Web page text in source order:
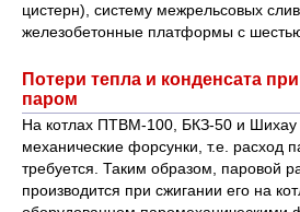
цистерн), систему межрельсовых
железобетонные платформы с
Потери тепла и конденсата
паром
На котлах ПТВМ-100, БКЗ-50 и Шихау
механические форсунки, т.е. расход
требуется. Таким образом, паровой
производится при сжигании его на